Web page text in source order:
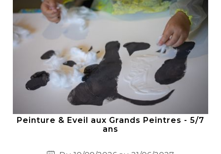
Peinture & Eveil aux Grands Peintres - 5/7
ans